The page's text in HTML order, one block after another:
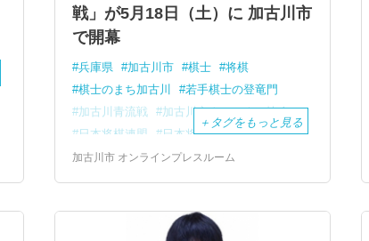
戦」が5月18日（土）に 加古川市
で開幕
兵庫県 加古川市 棋士
将棋
棋士のまち加古川
若手棋士の登竜門
加古川青流戦
加古川市ウェルネス協会
日本将棋連盟
日本将棋連盟公式戦
刀田山 鶴林寺
＋ タグをもっと見る
加古川市 オンラインプレスルーム